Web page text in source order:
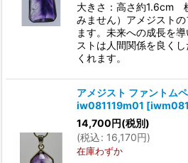
大きさ：高さ約1.6cm
みません）アメジスト
ます。未来への成長を
ストは人間関係を良く
くれます。
アメジスト ファントム
iw081119m01 [
14,700円(税別)
(税込: 16,170円)
在庫わずか